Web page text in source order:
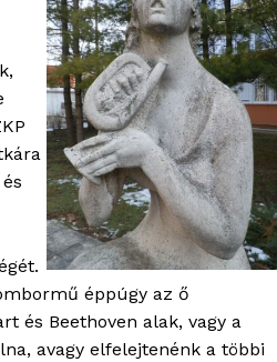
Adatkezelési tájékoztató
Hirdetés
éppúgy az ő
és Beethoven alak, vagy a
avagy elfelejtenénk a többi